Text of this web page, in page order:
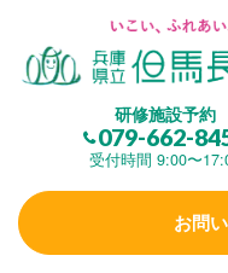
研修施設予約
079-662-
受付時間 9:00〜
お問
但馬長寿の郷とは
(研修施設)
楽しむ